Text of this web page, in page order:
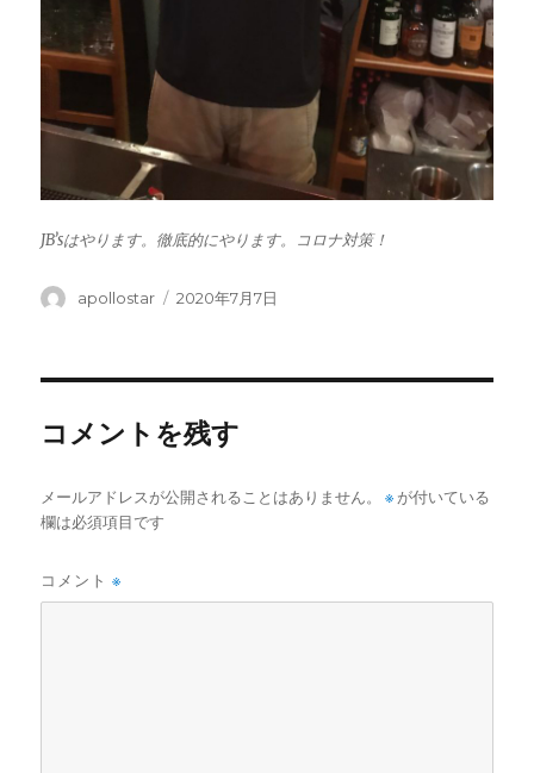
JB’sはやります。徹底的にやります。コロナ対策！
投
apollostar
投
2020年7月7日
コメントを残す
メールアドレスが公開されることはありません。 ※ が付いている
欄は必須項目です
コメント※